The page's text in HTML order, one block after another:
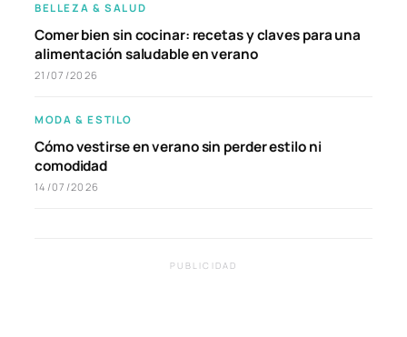
BELLEZA & SALUD
Comer bien sin cocinar: recetas y claves para una
alimentación saludable en verano
21/07/2026
MODA & ESTILO
Cómo vestirse en verano sin perder estilo ni
comodidad
14/07/2026
PUBLICIDAD